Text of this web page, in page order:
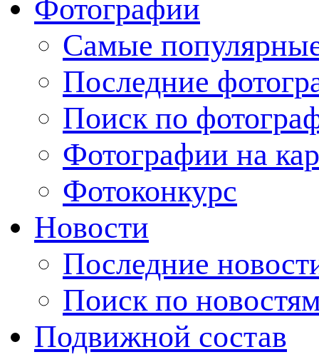
Фотографии
Cамые
Последние
Поиск по
Фотографии на
Фотоконкурс
Новости
Последние
Поиск по
Подвижной состав